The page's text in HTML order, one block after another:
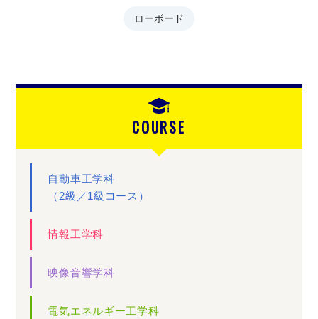
ローボード
COURSE
自動車工学科
（2級／1級コース）
情報工学科
映像音響学科
電気エネルギー工学科